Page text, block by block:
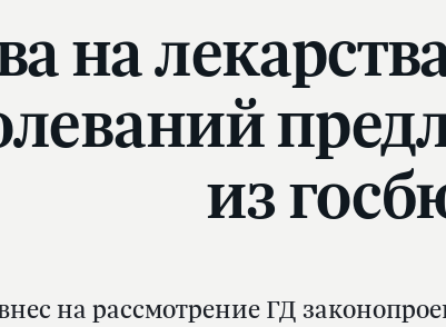
на
из
на рассмотрение ГД